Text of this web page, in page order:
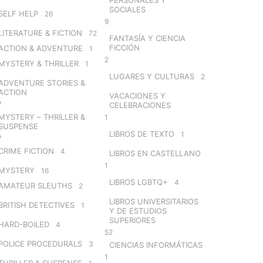
HELP 26
& FICTION 72
& ADVENTURE 1
& THRILLER 1
STORIES &
– THRILLER &
FICTION 4
16
SLEUTHS 2
DETECTIVES 1
BOILED 4
PROCEDURALS 3
SOCIALES
9
FANTASÍA Y CIENCIA
FICCIÓN
2
LUGARES Y CULTURAS 2
VACACIONES Y
CELEBRACIONES
1
LIBROS DE TEXTO 1
LIBROS EN CASTELLANO
1
LIBROS LGBTQ+ 4
LIBROS UNIVERSITARIOS
Y DE ESTUDIOS
SUPERIORES
52
CIENCIAS INFORMÁTICAS
1